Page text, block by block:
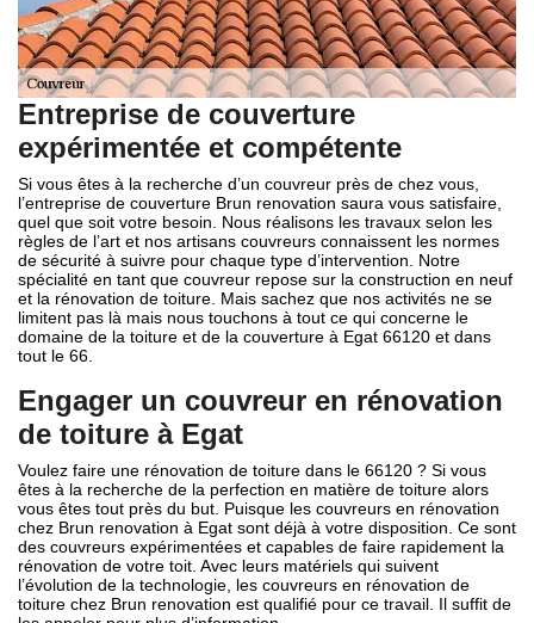
Entreprise de couverture
expérimentée et compétente
Si vous êtes à la recherche d’un couvreur près de chez vous,
l’entreprise de couverture Brun renovation saura vous satisfaire,
quel que soit votre besoin. Nous réalisons les travaux selon les
règles de l’art et nos artisans couvreurs connaissent les normes
de sécurité à suivre pour chaque type d’intervention. Notre
spécialité en tant que couvreur repose sur la construction en neuf
et la rénovation de toiture. Mais sachez que nos activités ne se
limitent pas là mais nous touchons à tout ce qui concerne le
domaine de la toiture et de la couverture à Egat 66120 et dans
tout le 66.
Engager un couvreur en rénovation
de toiture à Egat
Voulez faire une rénovation de toiture dans le 66120 ? Si vous
êtes à la recherche de la perfection en matière de toiture alors
vous êtes tout près du but. Puisque les couvreurs en rénovation
chez Brun renovation à Egat sont déjà à votre disposition. Ce sont
des couvreurs expérimentées et capables de faire rapidement la
rénovation de votre toit. Avec leurs matériels qui suivent
l’évolution de la technologie, les couvreurs en rénovation de
toiture chez Brun renovation est qualifié pour ce travail. Il suffit de